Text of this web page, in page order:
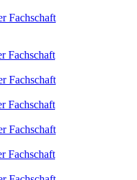
Fachschaft
Fachschaft
Fachschaft
Fachschaft
Fachschaft
Fachschaft